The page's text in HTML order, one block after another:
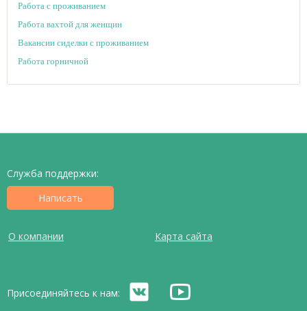
Работа с проживанием
Работа вахтой для женщин
Вакансии сиделки с проживанием
Работа горничной
Служба поддержки:
Написать
О компании Карта сайта
Присоединяйтесь к нам: